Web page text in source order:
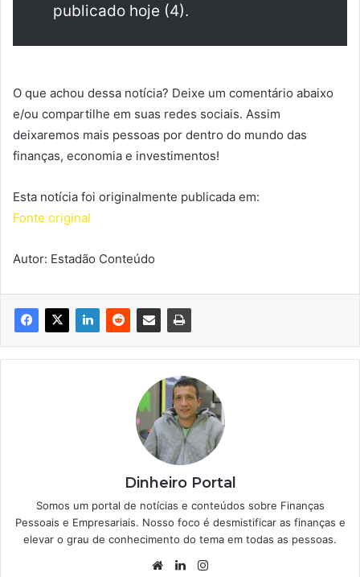
publicado hoje (4).
O que achou dessa notícia? Deixe um comentário abaixo
e/ou compartilhe em suas redes sociais. Assim
deixaremos mais pessoas por dentro do mundo das
finanças, economia e investimentos!
Esta notícia foi originalmente publicada em:
Fonte original
Autor: Estadão Conteúdo
Dinheiro Portal
Somos um portal de notícias e conteúdos sobre Finanças
Pessoais e Empresariais. Nosso foco é desmistificar as finanças e
elevar o grau de conhecimento do tema em todas as pessoas.
WebsiteLinkedin